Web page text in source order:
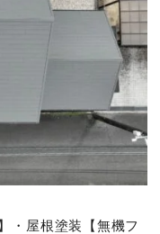
・屋根塗装【無機フ